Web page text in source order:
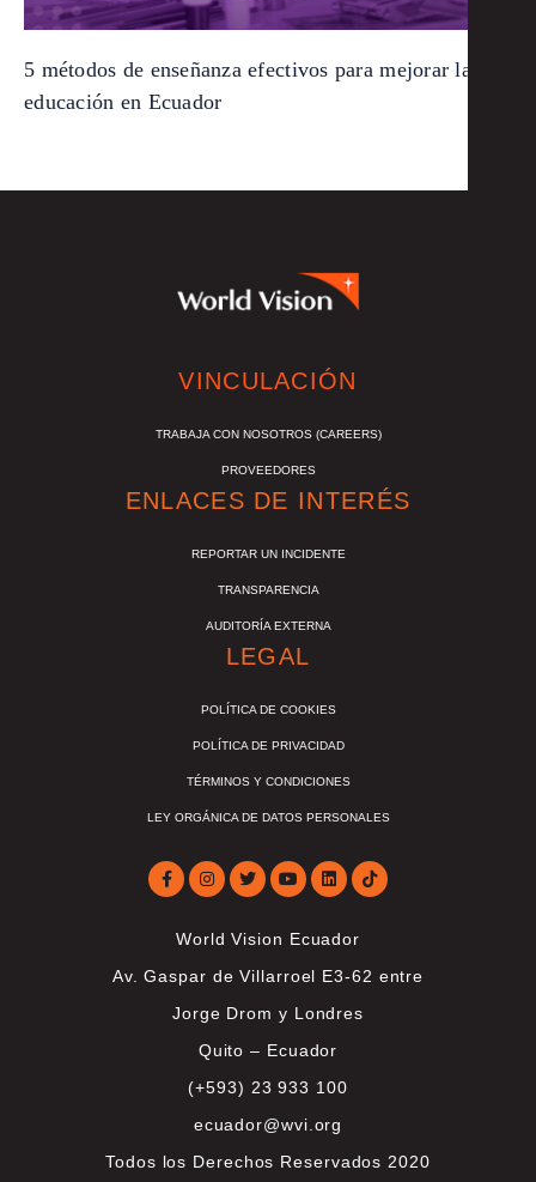
5 métodos de enseñanza efectivos para mejorar la
educación en Ecuador
VINCULACIÓN
TRABAJA CON NOSOTROS (CAREERS)
PROVEEDORES
ENLACES DE INTERÉS
REPORTAR UN INCIDENTE
TRANSPARENCIA
AUDITORÍA EXTERNA
LEGAL
POLÍTICA DE COOKIES
POLÍTICA DE PRIVACIDAD
TÉRMINOS Y CONDICIONES
LEY ORGÁNICA DE DATOS PERSONALES
World Vision Ecuador
Av. Gaspar de Villarroel E3-62 entre
Jorge Drom y Londres
Quito – Ecuador
(+593) 23 933 100
ecuador@wvi.org
Todos los Derechos Reservados 2020